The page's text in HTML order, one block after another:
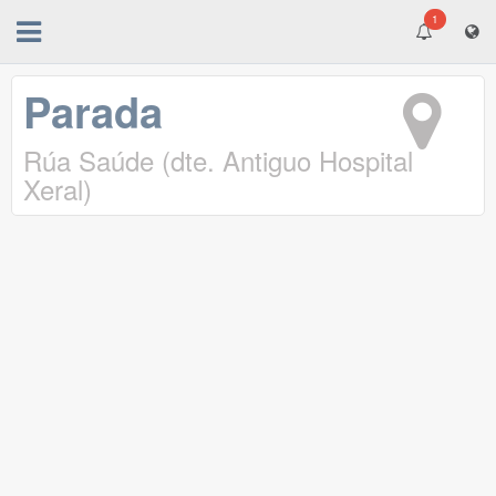
1
Parada
Rúa Saúde (dte. Antiguo Hospital
Xeral)